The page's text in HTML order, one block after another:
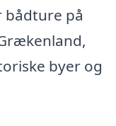
bådture på
byer og